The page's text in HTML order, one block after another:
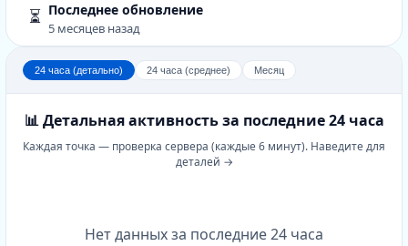
⏳ Последнее обновление
5 месяцев назад
24 часа (детально) 24 часа (среднее) Месяц
📊 Детальная активность за последние 24 часа
Каждая точка — проверка сервера (каждые 6 минут). Наведите для
деталей →
Нет данных за последние 24 часа